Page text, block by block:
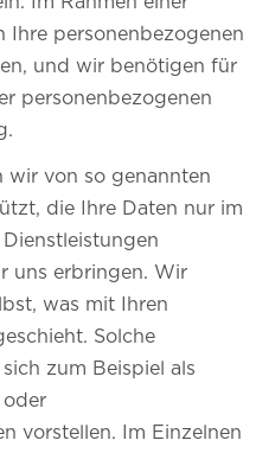
Ihre personenbezogenen
und wir benötigen für
personenbezogenen
wir von so genannten
die Ihre Daten nur im
uns erbringen. Wir
was mit Ihren
Solche
zum Beispiel als
oder
vorstellen. Im Einzelnen